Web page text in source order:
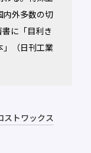
内外多数の切
に「目利き
」（日刊工業
ストワックス